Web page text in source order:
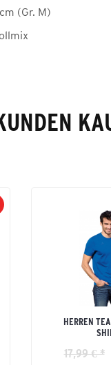
(Gr. M)
HERREN
17,99 € *